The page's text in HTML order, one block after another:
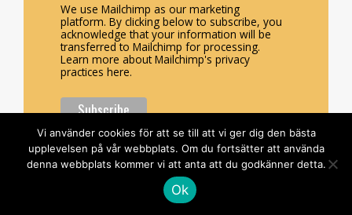
We use Mailchimp as our marketing
platform. By clicking below to subscribe, you
acknowledge that your information will be
transferred to Mailchimp for processing.
Learn more about Mailchimp's privacy
practices here.
Vi använder cookies för att se till att vi ger dig den bästa
upplevelsen på vår webbplats. Om du fortsätter att använda
denna webbplats kommer vi att anta att du godkänner detta.
Ok